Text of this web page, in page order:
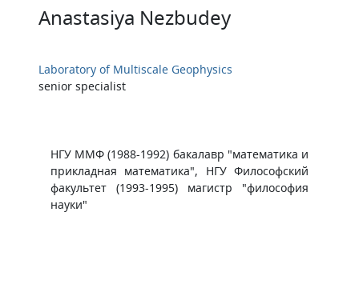
Anastasiya Nezbudey
Laboratory of Multiscale Geophysics
senior specialist
​​НГУ ММФ (1988-1992) бакалавр "математика и
прикладная математика", НГУ Философский
факультет (1993-1995) магистр "философия
науки"